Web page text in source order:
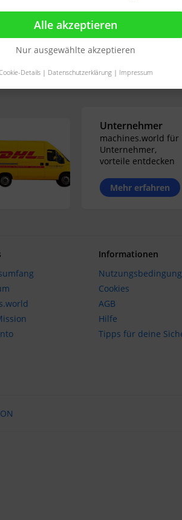
Alle akzeptieren
Nur ausgewählte akzeptieren
Details| Datenschutzerklärung| Impressum
Unternehmer
machines.world für
Unternehmer,
vorteile entdecken
Mehr erfahren
Informationen
Cookies
AGB
Hilfe
Tipps für deine